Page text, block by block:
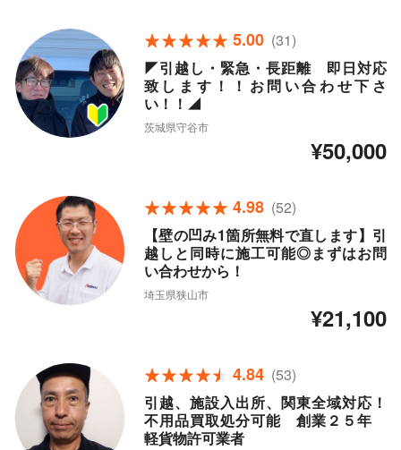
5.00 (31)
◤引越し・緊急・長距離 即日対応
致します！！お問い合わせ下さ
い！！◢
茨城県守谷市
¥50,000
4.98 (52)
【壁の凹み1箇所無料で直します】引
越しと同時に施工可能◎まずはお問
い合わせから！
埼玉県狭山市
¥21,100
4.84 (53)
引越、施設入出所、関東全域対応！
不用品買取処分可能 創業２５年
軽貨物許可業者